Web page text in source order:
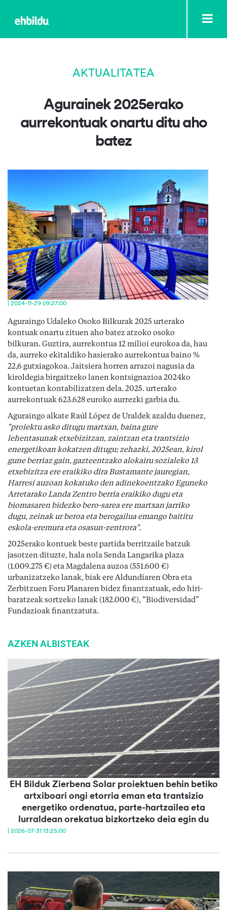
AKTUALITATEA
Agurainek 2025erako
aurrekontuak onartu ditu aho
batez
| 2024-11-29 09:27:00
Aguraingo Udaleko Osoko Bilkurak 2025 urterako
kontuak onartu zituen aho batez atzoko osoko
bilkuran. Guztira, aurrekontua 12 milioi eurokoa da, hau
da, aurreko ekitaldiko hasierako aurrekontua baino %
22,6 gutxiagokoa. Jaitsiera horren arrazoi nagusia da
kiroldegia birgaitzeko lanen kontsignazioa 2024ko
kontuetan kontabilizatzen dela. 2025. urterako
aurrekontuak 623.628 euroko aurrezki garbia du.
Aguraingo alkate Raúl López de Uraldek azaldu duenez,
"proiektu asko ditugu martxan, baina gure
lehentasunak etxebizitzan, zaintzan eta trantsizio
energetikoan kokatzen ditugu; zehazki, 2025ean, kirol
gune berriaz gain, gazteentzako alokairu sozialeko 13
etxebizitza ere eraikiko dira Bustamante jauregian,
Harresi auzoan kokatuko den adinekoentzako Eguneko
Arretarako Landa Zentro berria eraikiko dugu eta
biomasaren bidezko bero-sarea ere martxan jarriko
dugu, zeinak ur beroa eta berogailua emango baititu
eskola-eremura eta osasun-zentrora".
2025erako kontuek beste partida berritzaile batzuk
jasotzen dituzte, hala nola Senda Langarika plaza
(1.009.275 €) eta Magdalena auzoa (551.600 €)
urbanizatzeko lanak, biak ere Aldundiaren Obra eta
Zerbitzuen Foru Planaren bidez finantzatuak, edo hiri-
baratzeak sortzeko lanak (182.000 €), “Biodiversidad”
Fundazioak finantzatuta.
AZKEN ALBISTEAK
EH Bilduk Zierbena Solar proiektuen behin betiko
artxiboari ongi etorria eman eta trantsizio
energetiko ordenatua, parte-hartzailea eta
lurraldean orekatua bizkortzeko deia egin du
| 2026-07-31 13:25:00